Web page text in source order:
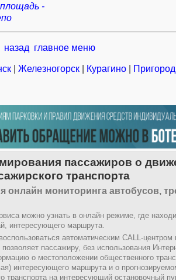
-
назад главное меню
Железногорск Курагино
пассажиров о
транспорта
онлайн мониторинга автобусов,
можно узнать в онлайн режиме, где
интересующего маршрута.
автоматическим CALL-
пассажиру, без использования
о местоположении общественного
интересующего маршрута и о
транспорта на интересующий остановочный